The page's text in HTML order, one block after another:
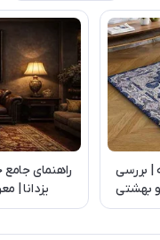
فرش ماشینی 1200 شانه | بررسی
و بهشتی
راهنمای
یزدانا |